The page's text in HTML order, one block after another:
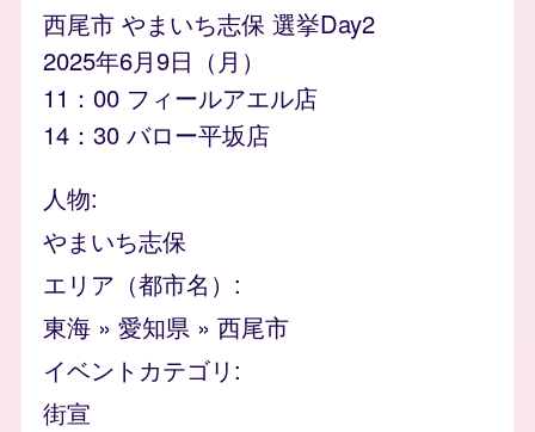
西尾市 やまいち志保 選挙Day2
2025年6月9日（月）
11：00 フィールアエル店
14：30 バロー平坂店
人物
やまいち志保
エリア（都市名）
東海 » 愛知県 » 西尾市
イベントカテゴリ
街宣